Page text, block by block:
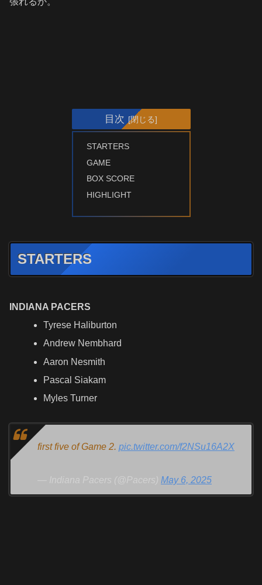
目次
STARTERS
GAME
BOX SCORE
HIGHLIGHT
STARTERS
INDIANA PACERS
Tyrese Haliburton
Andrew Nembhard
Aaron Nesmith
Pascal Siakam
Myles Turner
first five of Game 2. pic.twitter.com/f2NSu16A2X
— Indiana Pacers (@Pacers) May 6, 2025